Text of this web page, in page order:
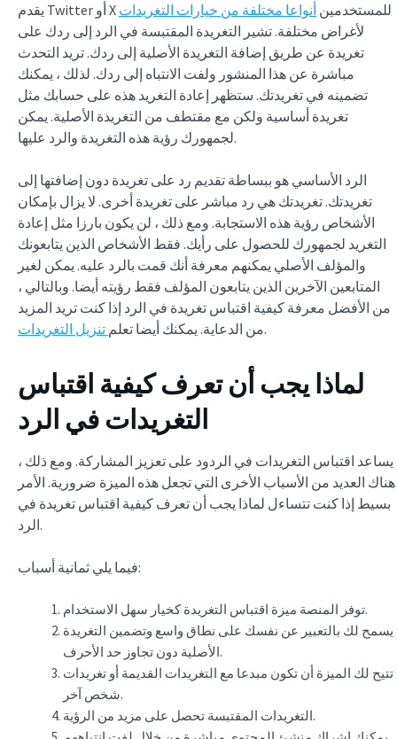
يقدم Twitter أو X للمستخدمين أنواعا مختلفة من خيارات التغريدات
لأغراض مختلفة. تشير التغريدة المقتبسة في الرد إلى ردك على
تغريدة عن طريق إضافة التغريدة الأصلية إلى ردك. تريد التحدث
مباشرة عن هذا المنشور ولفت الانتباه إلى ردك. لذلك ، يمكنك
تضمينه في تغريدتك. ستظهر إعادة التغريد هذه على حسابك مثل
تغريدة أساسية ولكن مع مقتطف من التغريدة الأصلية. يمكن
لجمهورك رؤية هذه التغريدة والرد عليها.
الرد الأساسي هو ببساطة تقديم رد على تغريدة دون إضافتها إلى
تغريدتك. تغريدتك هي رد مباشر على تغريدة أخرى. لا يزال بإمكان
الأشخاص رؤية هذه الاستجابة. ومع ذلك ، لن يكون بارزا مثل إعادة
التغريد لجمهورك للحصول على رأيك. فقط الأشخاص الذين يتابعونك
والمؤلف الأصلي يمكنهم معرفة أنك قمت بالرد عليه. يمكن لغير
المتابعين الآخرين الذين يتابعون المؤلف فقط رؤيته أيضا. وبالتالي ،
من الأفضل معرفة كيفية اقتباس تغريدة في الرد إذا كنت تريد المزيد
من الدعاية. يمكنك أيضا تعلم تنزيل التغريدات .
لماذا يجب أن تعرف كيفية اقتباس
التغريدات في الرد
يساعد اقتباس التغريدات في الردود على تعزيز المشاركة. ومع ذلك ،
هناك العديد من الأسباب الأخرى التي تجعل هذه الميزة ضرورية. الأمر
بسيط إذا كنت تتساءل لماذا يجب أن تعرف كيفية اقتباس تغريدة في
الرد.
فيما يلي ثمانية أسباب:
توفر المنصة ميزة اقتباس التغريدة كخيار سهل الاستخدام.
يسمح لك بالتعبير عن نفسك على نطاق واسع وتضمين التغريدة
الأصلية دون تجاوز حد الأحرف.
تتيح لك الميزة أن تكون مبدعا مع التغريدات القديمة أو تغريدات
شخص آخر.
التغريدات المقتبسة تحصل على مزيد من الرؤية.